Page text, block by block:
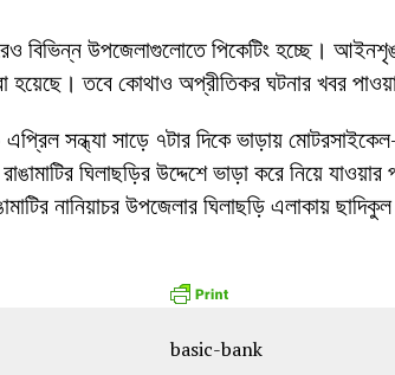
বিভিন্ন উপজেলাগুলোতে পিকেটিং হচ্ছে।
হয়েছে। তবে কোথাও অপ্রীতিকর ঘটনার খবর
সন্ধ্যা সাড়ে ৭টার দিকে ভাড়ায়
ঘিলাছড়ির উদ্দেশে ভাড়া করে নিয়ে
নানিয়াচর উপজেলার ঘিলাছড়ি এলাকায়